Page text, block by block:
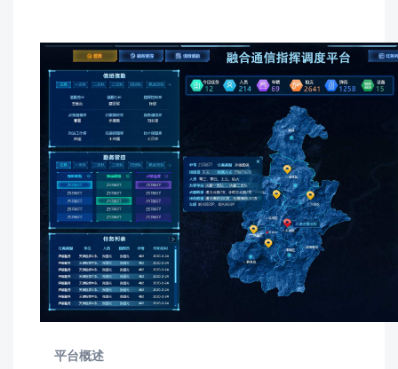
平台概述